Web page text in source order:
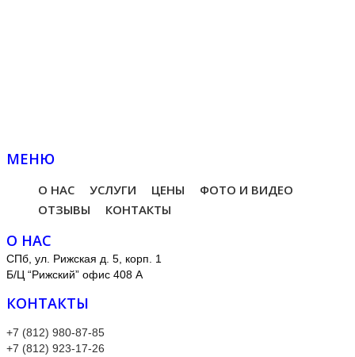
МЕНЮ
О НАС УСЛУГИ ЦЕНЫ
ФОТО И ВИДЕО
ОТЗЫВЫ
КОНТАКТЫ
О НАС
СПб, ул. Рижская д. 5, корп. 1
Б/Ц “Рижский” офис 408 А
КОНТАКТЫ
+7 (812) 980-87-85
+7 (812) 923-17-26